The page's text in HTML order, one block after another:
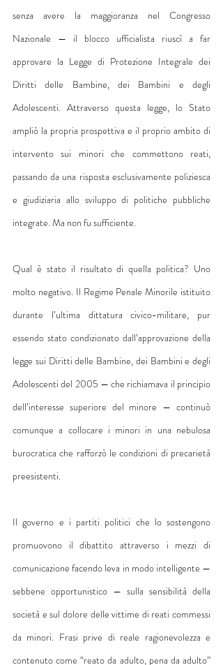
senza avere la maggioranza nel Congresso
Nazionale — il blocco ufficialista riuscì a far
approvare la Legge di Protezione Integrale dei
Diritti delle Bambine, dei Bambini e degli
Adolescenti. Attraverso questa legge, lo Stato
ampliò la propria prospettiva e il proprio ambito di
intervento sui minori che commettono reati,
passando da una risposta esclusivamente poliziesca
e giudiziaria allo sviluppo di politiche pubbliche
integrate. Ma non fu sufficiente.
Qual è stato il risultato di quella politica? Uno
molto negativo. Il Regime Penale Minorile istituito
durante l’ultima dittatura civico-militare, pur
essendo stato condizionato dall’approvazione della
legge sui Diritti delle Bambine, dei Bambini e degli
Adolescenti del 2005 — che richiamava il principio
dell’interesse superiore del minore — continuò
comunque a collocare i minori in una nebulosa
burocratica che rafforzò le condizioni di precarietà
preesistenti.
Il governo e i partiti politici che lo sostengono
promuovono il dibattito attraverso i mezzi di
comunicazione facendo leva in modo intelligente —
sebbene opportunistico — sulla sensibilità della
società e sul dolore delle vittime di reati commessi
da minori. Frasi prive di reale ragionevolezza e
contenuto come “reato da adulto, pena da adulto”